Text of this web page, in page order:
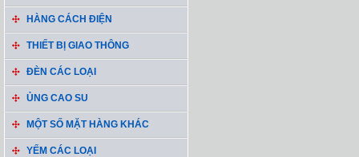
HÀNG CÁCH ĐIỆN
THIẾT BỊ GIAO THÔNG
ĐÈN CÁC LOẠI
ỦNG CAO SU
MỘT SỐ MẶT HÀNG KHÁC
YẾM CÁC LOẠI